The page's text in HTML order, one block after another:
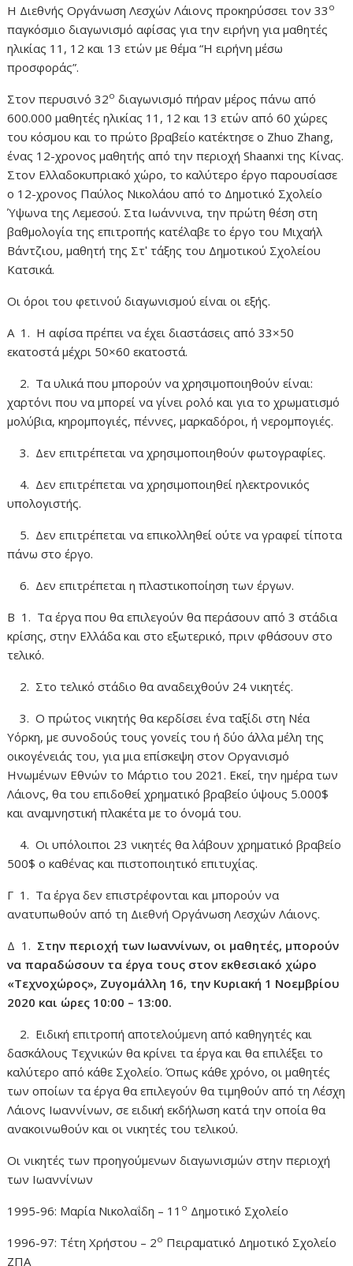
H Διεθνής Οργάνωση Λεσχών Λάιονς προκηρύσσει τον 33 ο
παγκόσμιο διαγωνισμό αφίσας για την ειρήνη για μαθητές
ηλικίας 11, 12 και 13 ετών με θέμα “Η ειρήνη μέσω
προσφοράς”.
Στον περυσινό 32ο διαγωνισμό πήραν μέρος πάνω από
600.000 μαθητές ηλικίας 11, 12 και 13 ετών από 60 χώρες
του κόσμου και το πρώτο βραβείο κατέκτησε o Zhuo Zhang,
ένας 12-χρονος μαθητής από την περιοχή Shaanxi της Κίνας.
Στον Ελλαδοκυπριακό χώρο, το καλύτερο έργο παρουσίασε
ο 12-χρονος Παύλος Νικολάου από το Δημοτικό Σχολείο
Ύψωνα της Λεμεσού. Στα Ιωάννινα, την πρώτη θέση στη
βαθμολογία της επιτροπής κατέλαβε το έργο του Μιχαήλ
Βάντζιου, μαθητή της Στʹ τάξης του Δημοτικού Σχολείου
Κατσικά.
Oι όροι του φετινού διαγωνισμού είναι οι εξής.
A 1. H αφίσα πρέπει να έχει διαστάσεις από 33×50
εκατοστά μέχρι 50×60 εκατοστά.
2. Tα υλικά που μπορούν να χρησιμοποιηθούν είναι:
χαρτόνι που να μπορεί να γίνει ρολό και για το χρωματισμό
μολύβια, κηρομπογιές, πέννες, μαρκαδόροι, ή νερομπογιές.
3. Δεν επιτρέπεται να χρησιμοποιηθούν φωτογραφίες.
4. Δεν επιτρέπεται να χρησιμοποιηθεί ηλεκτρονικός
υπολογιστής.
5. Δεν επιτρέπεται να επικολληθεί ούτε να γραφεί τίποτα
πάνω στο έργο.
6. Δεν επιτρέπεται η πλαστικοποίηση των έργων.
B 1. Tα έργα που θα επιλεγούν θα περάσουν από 3 στάδια
κρίσης, στην Eλλάδα και στο εξωτερικό, πριν φθάσουν στο
τελικό.
2. Στο τελικό στάδιο θα αναδειχθούν 24 νικητές.
3. O πρώτος νικητής θα κερδίσει ένα ταξίδι στη Νέα
Υόρκη, με συνοδούς τους γονείς του ή δύο άλλα μέλη της
οικογένειάς του, για μια επίσκεψη στον Οργανισμό
Ηνωμένων Εθνών το Μάρτιο του 2021. Eκεί, την ημέρα των
Λάιονς, θα του επιδοθεί χρηματικό βραβείο ύψους 5.000$
και αναμνηστική πλακέτα με το όνομά του.
4. Oι υπόλοιποι 23 νικητές θα λάβουν χρηματικό βραβείο
500$ ο καθένας και πιστοποιητικό επιτυχίας.
Γ 1. Tα έργα δεν επιστρέφονται και μπορούν να
ανατυπωθούν από τη Διεθνή Oργάνωση Λεσχών Λάιονς.
Δ 1. Στην περιοχή των Ιωαννίνων, οι μαθητές, μπορούν
να παραδώσουν τα έργα τους στον εκθεσιακό χώρο
«Τεχνοχώρος», Ζυγομάλλη 16, την Κυριακή 1 Νοεμβρίου
2020 και ώρες 10:00 – 13:00.
2. Eιδική επιτροπή αποτελούμενη από καθηγητές και
δασκάλους Tεχνικών θα κρίνει τα έργα και θα επιλέξει το
καλύτερο από κάθε Σχολείο. Όπως κάθε χρόνο, οι μαθητές
των οποίων τα έργα θα επιλεγούν θα τιμηθούν από τη Λέσχη
Λάιονς Iωαννίνων, σε ειδική εκδήλωση κατά την οποία θα
ανακοινωθούν και οι νικητές του τελικού.
Οι νικητές των προηγούμενων διαγωνισμών στην περιοχή
των Iωαννίνων
1995-96: Mαρία Nικολαΐδη – 11 ο Δημοτικό Σχολείο
1996-97: Tέτη Xρήστου – 2ο Πειραματικό Δημοτικό Σχολείο
ZΠA